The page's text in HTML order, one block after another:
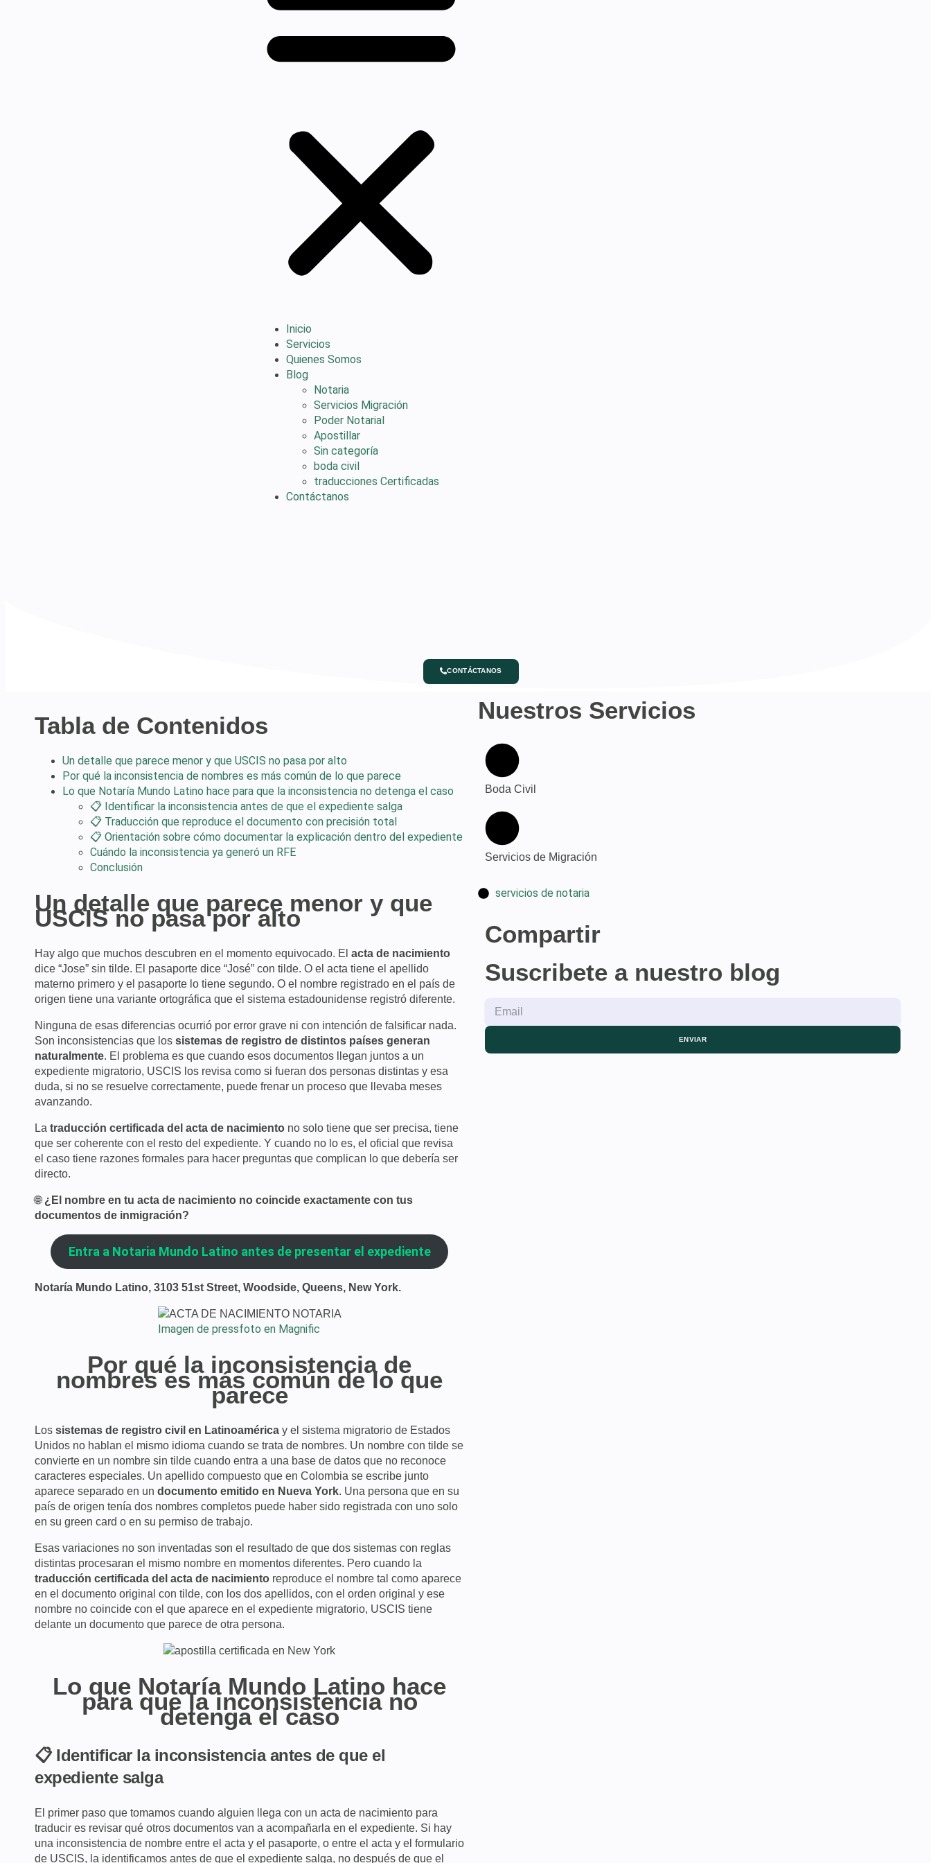
Inicio
Servicios
Quienes Somos
Blog
Notaria
Servicios Migración
Poder Notarial
Apostillar
Sin categoría
boda civil
traducciones Certificadas
Contáctanos
CONTÁCTANOS
Tabla de Contenidos
Un detalle que parece menor y que USCIS no pasa por alto
Por qué la inconsistencia de nombres es más común de lo que parece
Lo que Notaría Mundo Latino hace para que la inconsistencia no detenga el caso
📋 Identificar la inconsistencia antes de que el expediente salga
📋 Traducción que reproduce el documento con precisión total
📋 Orientación sobre cómo documentar la explicación dentro del expediente
Cuándo la inconsistencia ya generó un RFE
Conclusión
Un detalle que parece menor y que
USCIS no pasa por alto
Hay algo que muchos descubren en el momento equivocado. El acta de nacimiento
dice “Jose” sin tilde. El pasaporte dice “José” con tilde. O el acta tiene el apellido
materno primero y el pasaporte lo tiene segundo. O el nombre registrado en el país de
origen tiene una variante ortográfica que el sistema estadounidense registró diferente.
Ninguna de esas diferencias ocurrió por error grave ni con intención de falsificar nada.
Son inconsistencias que los sistemas de registro de distintos países generan
naturalmente. El problema es que cuando esos documentos llegan juntos a un
expediente migratorio, USCIS los revisa como si fueran dos personas distintas y esa
duda, si no se resuelve correctamente, puede frenar un proceso que llevaba meses
avanzando.
La traducción certificada del acta de nacimiento no solo tiene que ser precisa, tiene
que ser coherente con el resto del expediente. Y cuando no lo es, el oficial que revisa
el caso tiene razones formales para hacer preguntas que complican lo que debería ser
directo.
🌐 ¿El nombre en tu acta de nacimiento no coincide exactamente con tus
documentos de inmigración?
Entra a Notaria Mundo Latino antes de presentar el expediente
Notaría Mundo Latino, 3103 51st Street, Woodside, Queens, New York.
Imagen de pressfoto en Magnific
Por qué la inconsistencia de
nombres es más común de lo que
parece
Los sistemas de registro civil en Latinoamérica y el sistema migratorio de Estados
Unidos no hablan el mismo idioma cuando se trata de nombres. Un nombre con tilde se
convierte en un nombre sin tilde cuando entra a una base de datos que no reconoce
caracteres especiales. Un apellido compuesto que en Colombia se escribe junto
aparece separado en un documento emitido en Nueva York. Una persona que en su
país de origen tenía dos nombres completos puede haber sido registrada con uno solo
en su green card o en su permiso de trabajo.
Esas variaciones no son inventadas son el resultado de que dos sistemas con reglas
distintas procesaran el mismo nombre en momentos diferentes. Pero cuando la
traducción certificada del acta de nacimiento reproduce el nombre tal como aparece
en el documento original con tilde, con los dos apellidos, con el orden original y ese
nombre no coincide con el que aparece en el expediente migratorio, USCIS tiene
delante un documento que parece de otra persona.
Lo que Notaría Mundo Latino hace
para que la inconsistencia no
detenga el caso
📋 Identificar la inconsistencia antes de que el
expediente salga
El primer paso que tomamos cuando alguien llega con un acta de nacimiento para
traducir es revisar qué otros documentos van a acompañarla en el expediente. Si hay
una inconsistencia de nombre entre el acta y el pasaporte, o entre el acta y el formulario
de USCIS, la identificamos antes de que el expediente salga, no después de que el
Nuestros Servicios
Boda Civil
Servicios de Migración
servicios de notaria
Compartir
Suscribete a nuestro blog
ENVIAR